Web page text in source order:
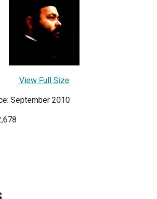
View Full Size
September 2010